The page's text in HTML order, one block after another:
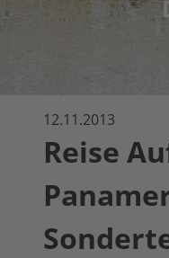
12.11.2013
Reise